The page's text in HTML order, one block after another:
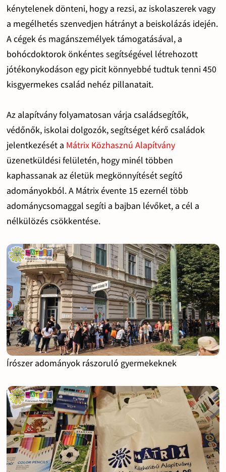
kénytelenek dönteni, hogy a rezsi, az iskolaszerek vagy
a megélhetés szenvedjen hátrányt a beiskolázás idején.
A cégek és magánszemélyek támogatásával, a
bohócdoktorok önkéntes segítségével létrehozott
jótékonykodáson egy picit könnyebbé tudtuk tenni 450
kisgyermekes család nehéz pillanatait.
Az alapítvány folyamatosan várja családsegítők,
védőnők, iskolai dolgozók, segítséget kérő családok
jelentkezését a Mátrix Közhasznú Alapítvány
üzenetküldési felületén, hogy minél többen
kaphassanak az életük megkönnyítését segítő
adományokból. A Mátrix évente 15 ezernél több
adománycsomaggal segíti a bajban lévőket, a cél a
nélkülözés csökkentése.
Írószer adományok rászoruló gyermekeknek